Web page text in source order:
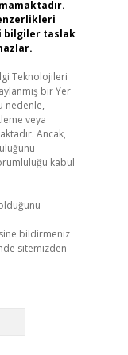
bilgiler taslak
Teknolojileri
bir Yer
nedenle,
veya
Ancak,
kabul
bildirmeniz
sitemizden